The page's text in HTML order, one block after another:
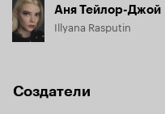
Аня Тейлор-Джой
Illyana Rasputin
Создатели